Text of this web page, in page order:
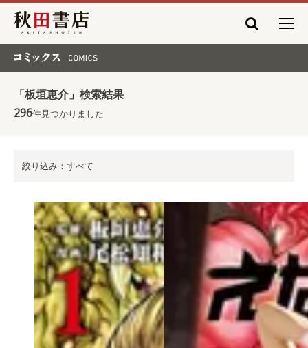
秋田書店
「板垣恵介」検索結果
296件見つかりました
絞り込み：すべて